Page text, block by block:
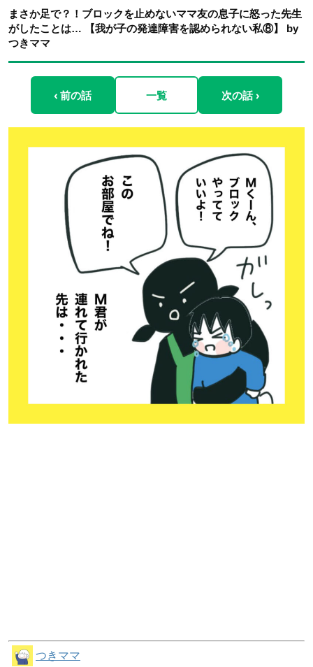
まさか足で？！ブロックを止めないママ友の息子に怒った先生
がしたことは… 【我が子の発達障害を認められない私⑧】 by
つきママ
‹ 前の話 一覧 次の話 ›
つきママ